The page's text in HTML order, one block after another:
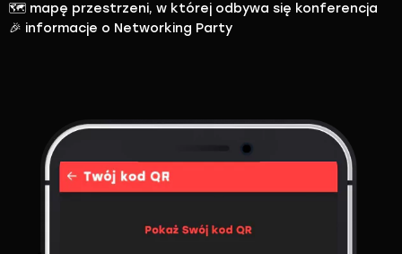
🗺 mapę przestrzeni, w której odbywa się konferencja
🎉 informacje o Networking Party